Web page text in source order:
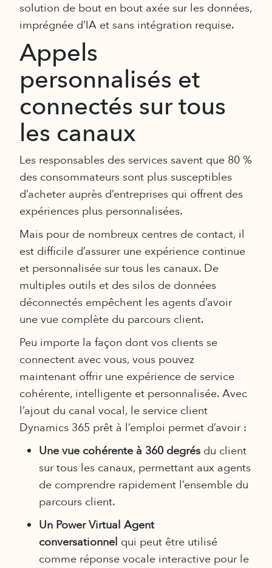
solution de bout en bout axée sur les données,
imprégnée d’IA et sans intégration requise.
Appels
personnalisés et
connectés sur tous
les canaux
Les responsables des services savent que 80 %
des consommateurs sont plus susceptibles
d’acheter auprès d’entreprises qui offrent des
expériences plus personnalisées.
Mais pour de nombreux centres de contact, il
est difficile d’assurer une expérience continue
et personnalisée sur tous les canaux. De
multiples outils et des silos de données
déconnectés empêchent les agents d’avoir
une vue complète du parcours client.
Peu importe la façon dont vos clients se
connectent avec vous, vous pouvez
maintenant offrir une expérience de service
cohérente, intelligente et personnalisée. Avec
l’ajout du canal vocal, le service client
Dynamics 365 prêt à l’emploi permet d’avoir :
Une vue cohérente à 360 degrés du client
sur tous les canaux, permettant aux agents
de comprendre rapidement l’ensemble du
parcours client.
Un Power Virtual Agent
conversationnel qui peut être utilisé
comme réponse vocale interactive pour le